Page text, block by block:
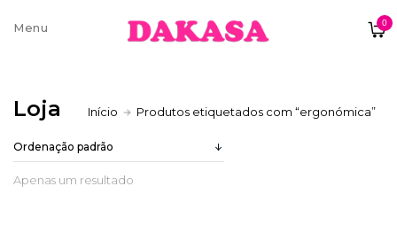
0
Sobre nós
Loja Início Produtos etiquetados com “ergonómica”
Apenas um resultado